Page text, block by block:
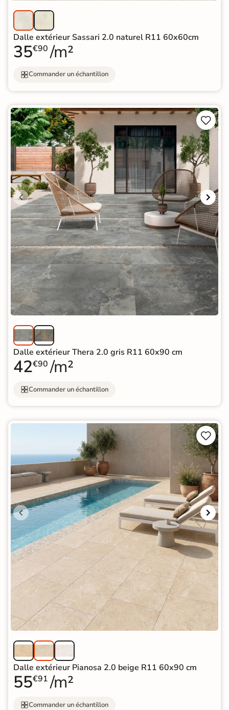
Dalle extérieur Sassari 2.0 naturel R11 60x60cm
35€90 /m²
Commander un échantillon


Dalle extérieur Thera 2.0 gris R11 60x90 cm
42€90 /m²
Commander un échantillon


Dalle extérieur Pianosa 2.0 beige R11 60x90 cm
55€91 /m²
Commander un échantillon